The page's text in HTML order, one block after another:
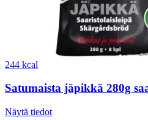
244 kcal
Satumaista jäpikkä 280g
Näytä tiedot